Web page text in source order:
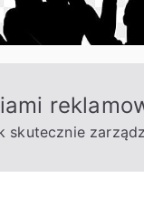
skutecznie